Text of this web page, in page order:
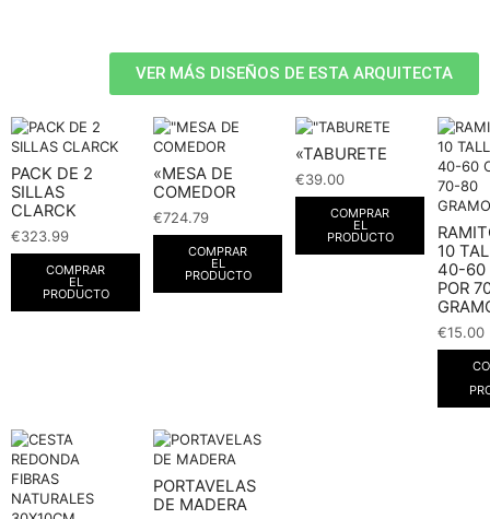
VER MÁS DISEÑOS DE ESTA ARQUITECTA
PACK DE 2
SILLAS
CLARCK
€323.99
COMPRAR
EL
PRODUCTO
«MESA DE
COMEDOR
€724.79
COMPRAR
EL
PRODUCTO
«TABURETE
€39.00
COMPRAR
EL
PRODUCTO
10
40-60
POR
€15.00
PORTAVELAS
DE MADERA